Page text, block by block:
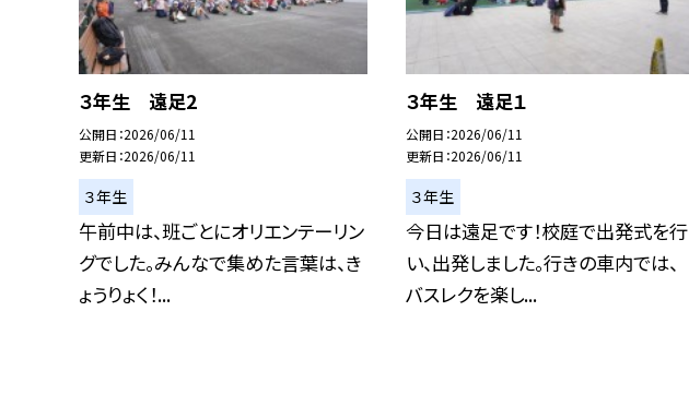
３年生 遠足2
公開日 2026/06/11
更新日 2026/06/11
３年生
午前中は、班ごとにオリエンテーリン
グでした。みんなで集めた言葉は、き
ょうりょく！...
３年生 遠足１
公開日 2026/06/11
更新日 2026/06/11
３年生
今日は遠足です！校庭で出発式を行
い、出発しました。行きの車内では、
バスレクを楽し...